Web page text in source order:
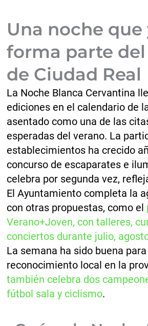
Una noche que
forma parte
de Ciudad Real
La Noche Blanca Cervantina
ediciones en el calendario de
asentado como una de las
esperadas del verano. La
establecimientos ha crecido
concurso de escaparates e
celebra por segunda vez,
El Ayuntamiento completa la
con otras propuestas, como el
Verano+Joven, con talleres,
conciertos durante julio,
La semana ha sido buena para
reconocimiento local en la
también celebra dos
fútbol sala y ciclismo.